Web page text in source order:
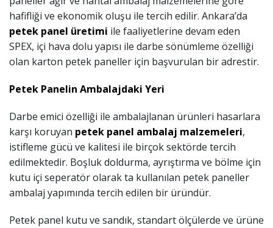
hafifliği ve ekonomik oluşu ile tercih edilir. Ankara’da
petek panel üretimi ile faaliyetlerine devam eden
SPEX, içi hava dolu yapısı ile darbe sönümleme özelliği
olan karton petek paneller için başvurulan bir adrestir.
Petek Panelin Ambalajdaki Yeri
Darbe emici özelliği ile ambalajlanan ürünleri hasarlara
karşı koruyan petek panel ambalaj malzemeleri,
istifleme gücü ve kalitesi ile birçok sektörde tercih
edilmektedir. Boşluk doldurma, ayrıştırma ve bölme için
kutu içi seperatör olarak ta kullanılan petek paneller
ambalaj yapımında tercih edilen bir üründür.
Petek panel kutu ve sandık, standart ölçülerde ve ürüne